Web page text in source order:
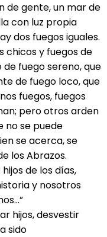
de gente, un mar de
con luz propia
dos fuegos iguales.
chicos y fuegos de
fuego sereno, que
de fuego loco, que
fuegos, fuegos
pero otros arden
no se puede
se acerca, se
los Abrazos.
de los días,
y nosotros
hijos, desvestir
sido